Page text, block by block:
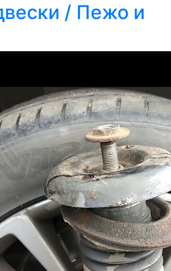
/ Пежо и